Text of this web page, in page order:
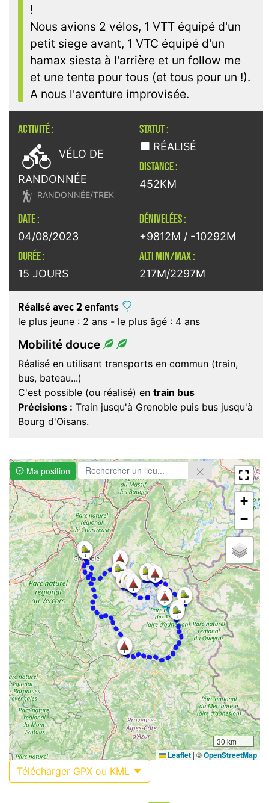
!
Nous avions 2 vélos, 1 VTT équipé d'un
petit siege avant, 1 VTC équipé d'un
hamax siesta à l'arrière et un follow me
et une tente pour tous (et tous pour un !).
A nous l'aventure improvisée.
ACTIVITÉ :
 VÉLO DE
RANDONNÉE
 RANDONNÉE/TREK
STATUT :
RÉALISÉ
DISTANCE :
452KM
DATE :
04/08/2023
DURÉE :
15 JOURS
DÉNIVELÉES :
+9812M / -10292M
ALTI MIN/MAX :
217M/2297M
Réalisé avec 2 enfants
le plus jeune : 2 ans - le plus âgé : 4 ans
Mobilité douce
Réalisé en utilisant transports en commun (train,
bus, bateau...)
C'est possible (ou réalisé) en train bus
Précisions : Train jusqu'à Grenoble puis bus jusqu'à
Bourg d'Oisans.
Ma position
+
−
30 km
Leaflet | ©OpenStreetMap
Télécharger GPX ou KML